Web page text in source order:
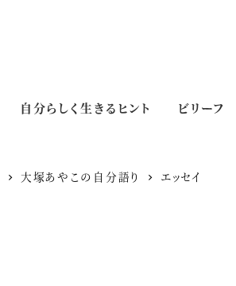
自分らしく生きるヒント ビリーフ
大塚あやこの自分語り エッセイ